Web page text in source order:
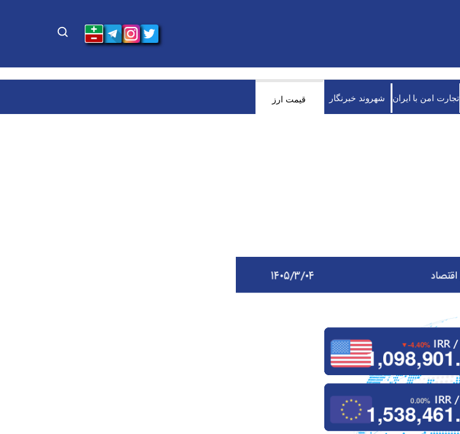
تجارت امن با ایران شهروند خبرنگار قیمت ارز